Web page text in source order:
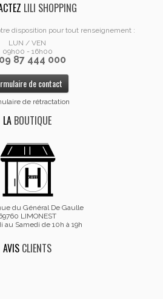
LILI SHOPPING
disposition pour tout renseignement :
LUN / VEN
09h00 - 16h00
09 87 444 000
de contact
de rétractation
LA BOUTIQUE
du Général De Gaulle
LIMONEST
au Samedi de 10h à 19h
AVIS CLIENTS